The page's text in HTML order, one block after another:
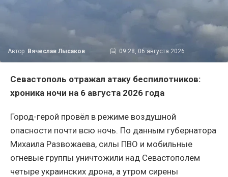
Автор: Вячеслав Лысаков 09:28, 06 августа 2026
Севастополь отражал атаку беспилотников:
хроника ночи на 6 августа 2026 года
Город-герой провёл в режиме воздушной
опасности почти всю ночь. По данным губернатора
Михаила Развожаева, силы ПВО и мобильные
огневые группы уничтожили над Севастополем
четыре украинских дрона, а утром сирены